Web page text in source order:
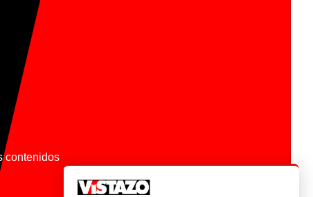
contenidos